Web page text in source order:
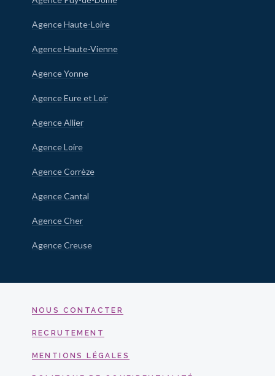
Agence Haute-Loire
Agence Haute-Vienne
Agence Yonne
Agence Eure et Loir
Agence Allier
Agence Loire
Agence Corrèze
Agence Cantal
Agence Cher
Agence Creuse
NOUS CONTACTER
RECRUTEMENT
MENTIONS LÉGALES